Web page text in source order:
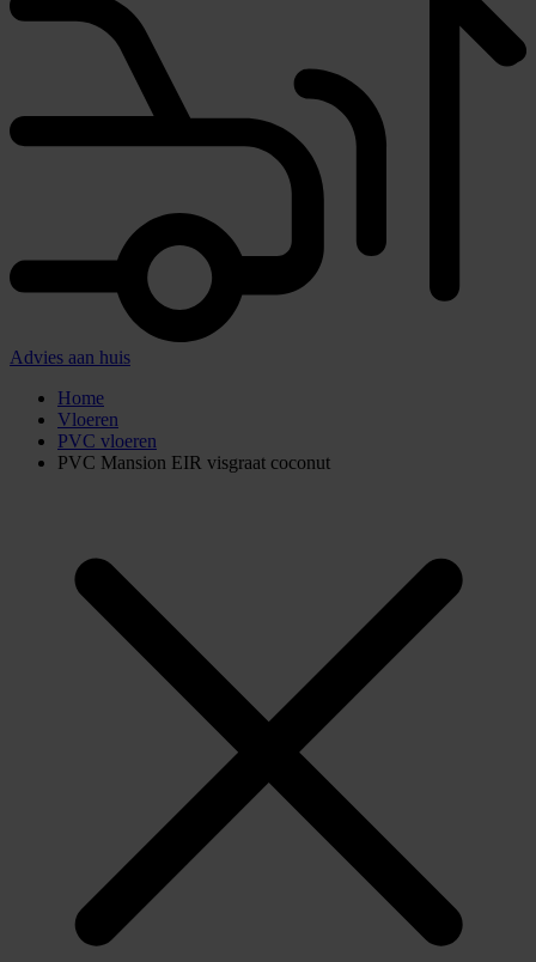
Advies aan huis
Home
Vloeren
PVC vloeren
PVC Mansion EIR visgraat coconut